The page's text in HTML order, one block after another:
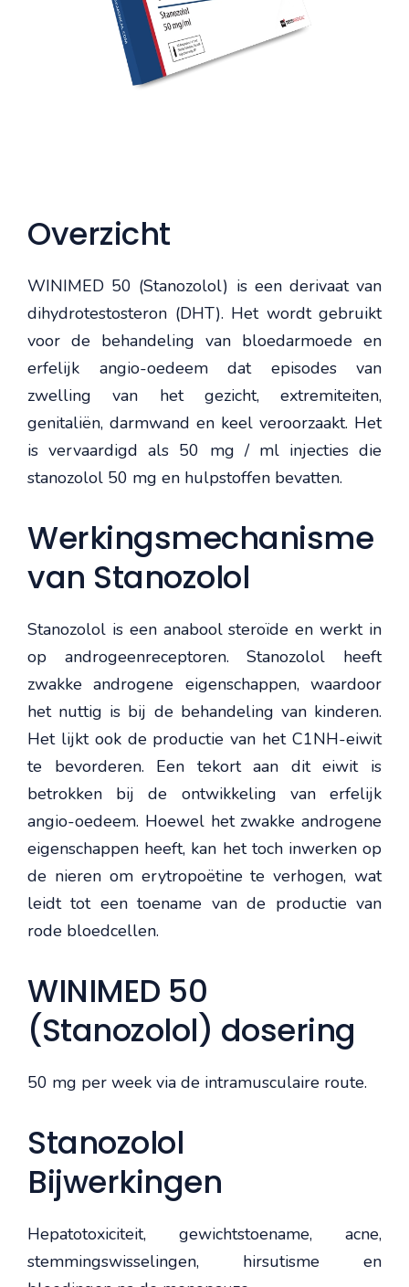
Overzicht
WINIMED 50 (Stanozolol) is een derivaat van
dihydrotestosteron (DHT). Het wordt gebruikt
voor de behandeling van bloedarmoede en
erfelijk angio-oedeem dat episodes van
zwelling van het gezicht, extremiteiten,
genitaliën, darmwand en keel veroorzaakt. Het
is vervaardigd als 50 mg / ml injecties die
stanozolol 50 mg en hulpstoffen bevatten.
Werkingsmechanisme
van Stanozolol
Stanozolol is een anabool steroïde en werkt in
op androgeenreceptoren. Stanozolol heeft
zwakke androgene eigenschappen, waardoor
het nuttig is bij de behandeling van kinderen.
Het lijkt ook de productie van het C1NH-eiwit
te bevorderen. Een tekort aan dit eiwit is
betrokken bij de ontwikkeling van erfelijk
angio-oedeem. Hoewel het zwakke androgene
eigenschappen heeft, kan het toch inwerken op
de nieren om erytropoëtine te verhogen, wat
leidt tot een toename van de productie van
rode bloedcellen.
WINIMED 50
(Stanozolol) dosering
50 mg per week via de intramusculaire route.
Stanozolol
Bijwerkingen
Hepatotoxiciteit, gewichtstoename, acne,
stemmingswisselingen, hirsutisme en